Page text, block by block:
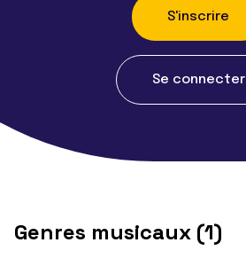
S'inscrire
Se connecter
Genres musicaux (1)